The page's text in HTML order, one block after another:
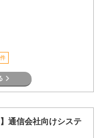
通信会社向けシステ